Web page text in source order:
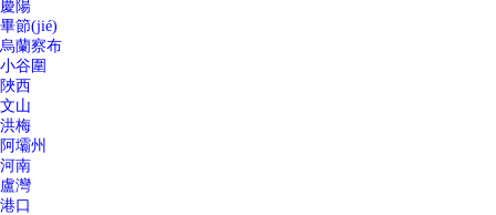
慶陽
畢節(jié)
烏蘭察布
小谷圍
陜西
文山
洪梅
阿壩州
河南
盧灣
港口